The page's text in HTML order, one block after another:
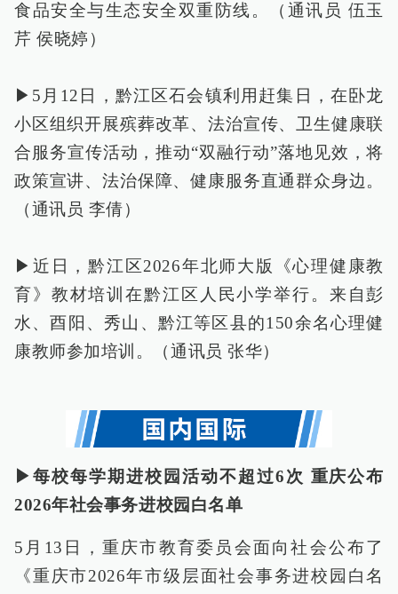
食品安全与生态安全双重防线。（通讯员 伍玉
芹 侯晓婷）
▶5月12日，黔江区石会镇利用赶集日，在卧龙
小区组织开展殡葬改革、法治宣传、卫生健康联
合服务宣传活动，推动“双融行动”落地见效，将
政策宣讲、法治保障、健康服务直通群众身边。
（通讯员 李倩）
▶近日，黔江区2026年北师大版《心理健康教
育》教材培训在黔江区人民小学举行。来自彭
水、酉阳、秀山、黔江等区县的150余名心理健
康教师参加培训。（通讯员 张华）
▶每校每学期进校园活动不超过6次 重庆公布
2026年社会事务进校园白名单
5月13日，重庆市教育委员会面向社会公布了
《重庆市2026年市级层面社会事务进校园白名